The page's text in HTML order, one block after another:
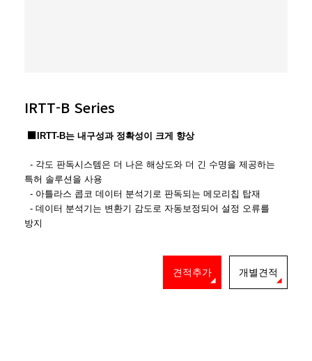
IRTT-B Series
■ IRTT-B는 내구성과 정확성이 크게 향상
- 각도 판독시스템은 더 나은 해상도와 더 긴 수명을 제공하는
특허 솔루션을 사용
- 아틀라스 콥코 데이터 분석기로 판독되는 메모리칩 탑재
- 데이터 분석기는 변환기 감도로 자동보정되어 설정 오류를
방지
견적추가 개별견적